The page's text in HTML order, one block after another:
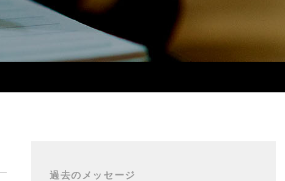
過去のメッセージ